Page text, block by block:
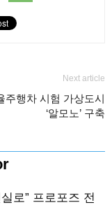
Next article
주행차 시험 가상도시
‘알모노’ 구축
로” 프로포즈 전